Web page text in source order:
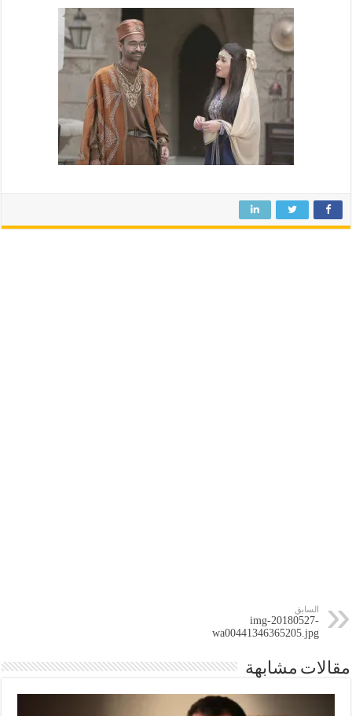
السابق
img-20180527-
wa00441346365205.jpg
مقالات مشابهة